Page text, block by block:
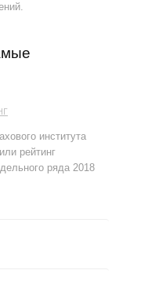
института
рейтинг
ряда 2018